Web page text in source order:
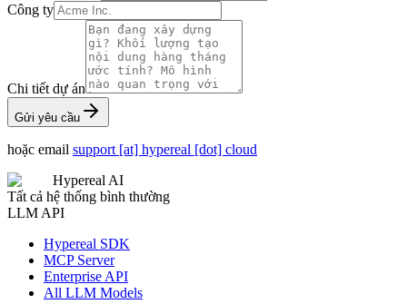
Công ty
Chi tiết dự án
Gửi yêu cầu
hoặc email support [at] hypereal [dot] cloud
Hypereal AI
Tất cả hệ thống bình thường
LLM API
Hypereal SDK
MCP Server
Enterprise API
All LLM Models